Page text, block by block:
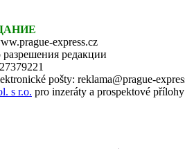
express.cz
редакции
pošty: reklama@prague-
s r.o. pro inzeráty a prospektové přílohy